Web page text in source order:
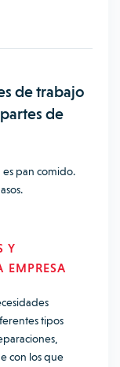
de trabajo
de
es pan comido.
Y
EMPRESA
tipos
con los que